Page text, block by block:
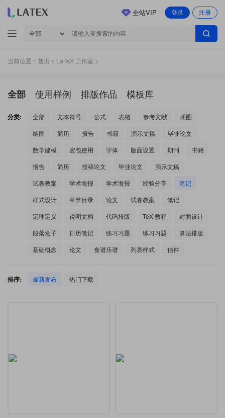
登录 注册
全站VIP
当前位置： 首页 > LaTeX 工作室 >
全部 使用样例 排版作品 模板库
分类: 全部 文本符号 公式 表格 参考文献
插图
绘图
简历 报告 书籍 演示文稿
毕业论文
数学建模
宏包使用 字体 版面设置 期刊
书籍
报告
简历 投稿论文 毕业论文
演示文稿
试卷教案
学术海报 学术海报 经验分享
笔记
样式设计
章节目录 论文 试卷教案
笔记
定理定义
说明文档 代码排版 TeX 教程
封面设计
段落盒子
日历笔记 练习习题 练习习题
算法排版
基础概念
论文 食谱乐谱 列表样式 信件
排序: 最新发布 热门下载